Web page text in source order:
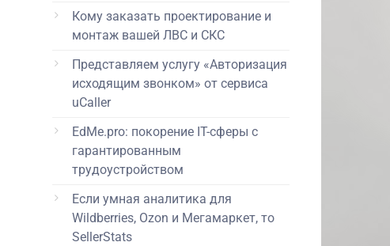
Кому заказать проектирование и
монтаж вашей ЛВС и СКС
Представляем услугу «Авторизация
исходящим звонком» от сервиса
uCaller
EdMe.pro: покорение IT-сферы с
гарантированным
трудоустройством
Если умная аналитика для
Wildberries, Ozon и Мегамаркет, то
SellerStats